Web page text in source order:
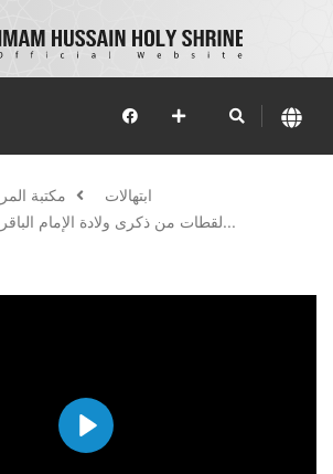
مكتبة
ابتهالات
لقطات من ذكرى ولادة الإمام الباقر عليه السلام في ص...
Play